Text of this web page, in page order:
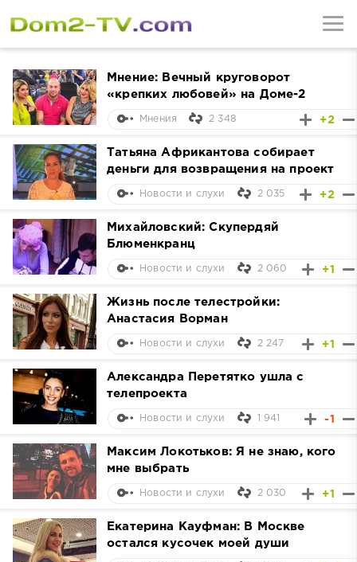
Мнение: Вечный круговорот
«крепких любовей» на Доме-2
+2
Мнения 2 348
Татьяна Африкантова собирает
деньги для возвращения на проект
+2
Новости и слухи 2 035
Михайловский: Скупердяй
Блюменкранц
+1
Новости и слухи 2 060
Жизнь после телестройки:
Анастасия Ворман
+1
Новости и слухи 2 247
Александра Перетятко ушла с
телепроекта
-1
Новости и слухи 1 941
Максим Локотьков: Я не знаю, кого
мне выбрать
+1
Новости и слухи 2 030
Екатерина Кауфман: В Москве
остался кусочек моей души